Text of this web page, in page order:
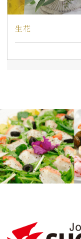
生花